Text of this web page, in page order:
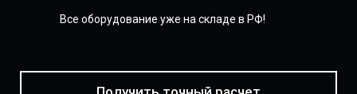
Все оборудование уже на складе в РФ!